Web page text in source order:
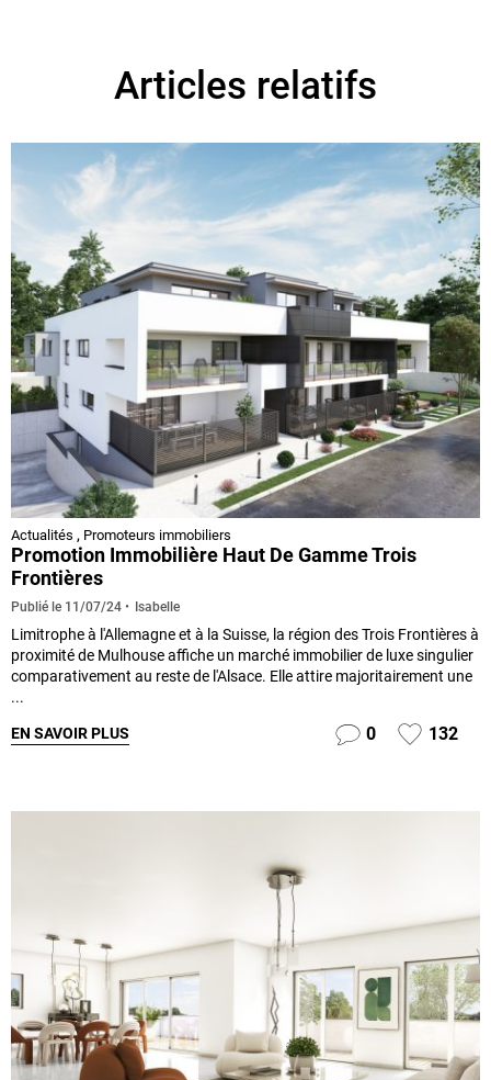
Articles relatifs
Actualités , Promoteurs immobiliers
Promotion Immobilière Haut De Gamme Trois
Frontières
Publié le 11/07/24 Isabelle
Limitrophe à l'Allemagne et à la Suisse, la région des Trois Frontières à
proximité de Mulhouse affiche un marché immobilier de luxe singulier
comparativement au reste de l'Alsace. Elle attire majoritairement une
...
EN SAVOIR PLUS 0 132